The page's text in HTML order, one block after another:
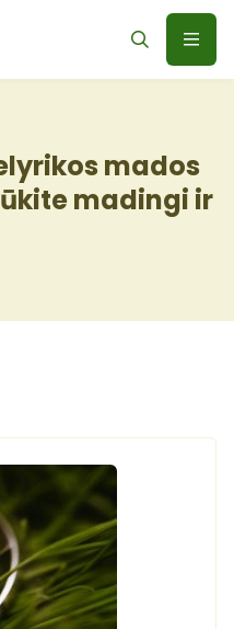
mados
madingi ir